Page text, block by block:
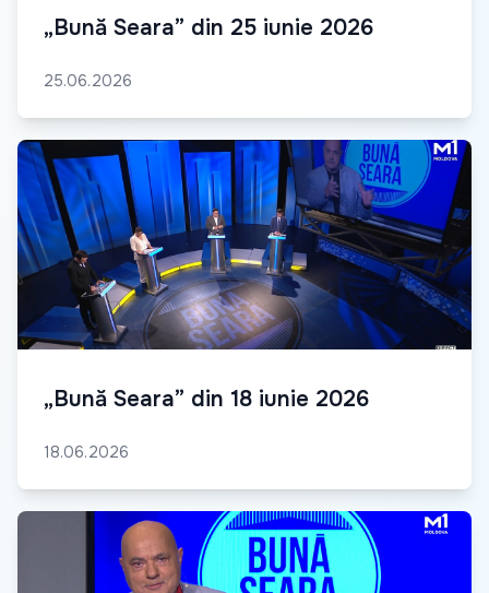
„Bună Seara” din 25 iunie 2026
25.06.2026
„Bună Seara” din 18 iunie 2026
18.06.2026